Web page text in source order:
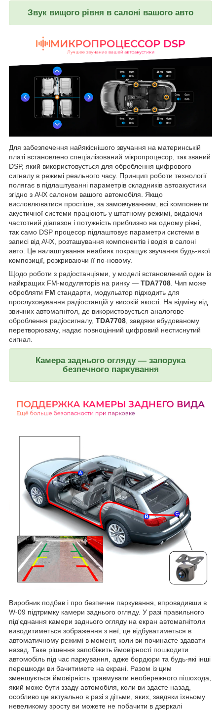
Звук вищого рівня в салоні вашого авто
Для забезпечення найякіснішого звучання на материнській
платі встановлено спеціалізований мікропроцесор, так званий
DSP, який використовується для оброблення цифрового
сигналу в режимі реального часу. Принцип роботи технології
полягає в підлаштуванні параметрів складників автоакустики
згідно з АЧХ салоном вашого автомобіля. Якщо
висловлюватися простіше, за замовчуванням, всі компоненти
акустичної системи працюють у штатному режимі, видаючи
частотний діапазон і потужність приблизно на одному рівні,
так само DSP процесор підлаштовує параметри системи в
записі від АЧХ, розташування компонентів і водія в салоні
авто. Це налаштування неабияк покращує звучання будь-якої
композиції, розкриваючи її по-новому.
Щодо роботи з радіостанціями, у моделі встановлений один із
найкращих FM-модуляторів на ринку — TDA7708. Чип може
обробляти FM стандарти, модульатор підходить для
прослуховування радіостанцій у високій якості. На відміну від
звичних автомагнітол, де використовується аналогове
оброблення радіосигналу, TDA7708, завдяки вбудованому
перетворювачу, надає повноцінний цифровий нестиснутий
сигнал.
Камера заднього огляду — запорука
безпечного паркування
Виробник подбав і про безпечне паркування, впровадивши в
W-09 підтримку камери заднього огляду. У разі правильного
під'єднання камери заднього огляду на екран автомагнітоли
виводитиметься зображення з неї, це відбуватиметься в
автоматичному режимі в момент, коли ви починаєте здавати
назад. Таке рішення запобіжить ймовірності пошкодити
автомобіль під час паркування, адже бордюри та будь-які інші
перешкоди ви бачитимете на екрані. Разом із цим
зменшується ймовірність травмувати необережного пішохода,
який може бути ззаду автомобіля, коли ви здаєте назад,
особливо це актуально в разі з дітьми, яких, завдяки їхньому
невеликому зросту ви можете не побачити в дзеркалі